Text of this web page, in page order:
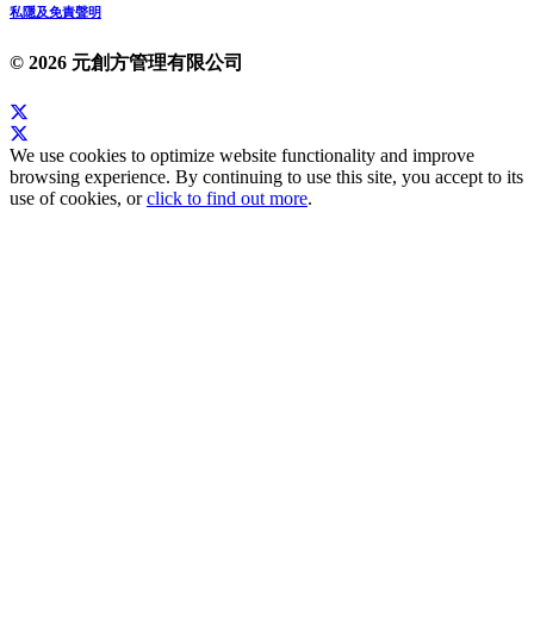
私隱及免責聲明
© 2026 元創方管理有限公司
We use cookies to optimize website functionality and improve
browsing experience. By continuing to use this site, you accept to its
use of cookies, orclick to find out more.